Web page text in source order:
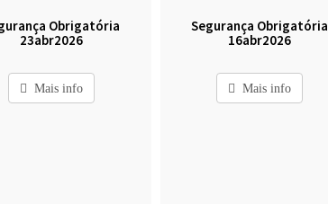
Obrigatória
23abr2026
Mais info
Segurança Obrigatória
16abr2026
Mais info